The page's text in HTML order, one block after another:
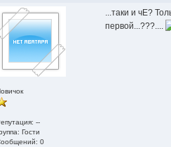
--
Гости
0
...таки и чЕ?
первой...???....